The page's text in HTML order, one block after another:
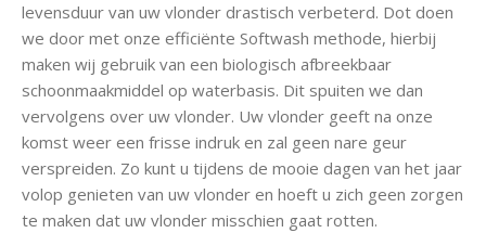
levensduur van uw vlonder drastisch verbeterd. Dot doen
we door met onze efficiënte Softwash methode, hierbij
maken wij gebruik van een biologisch afbreekbaar
schoonmaakmiddel op waterbasis. Dit spuiten we dan
vervolgens over uw vlonder. Uw vlonder geeft na onze
komst weer een frisse indruk en zal geen nare geur
verspreiden. Zo kunt u tijdens de mooie dagen van het jaar
volop genieten van uw vlonder en hoeft u zich geen zorgen
te maken dat uw vlonder misschien gaat rotten.